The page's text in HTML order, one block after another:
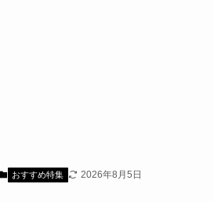
おすすめ特集 2026年8月5日